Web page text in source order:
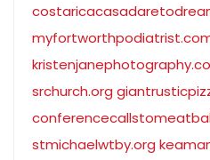
srchurch.org
stmichaelwtby.org